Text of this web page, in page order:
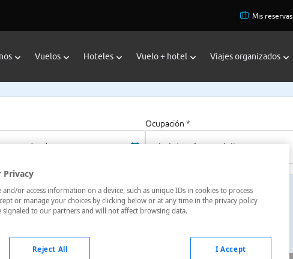
Mis reservas
Vuelos Hoteles Vuelo + hotel Viajes organizados
- 06/08/2027
Ocupación *
1 habitación, 2 adultos
Privacy
or access information on a device, such as unique IDs in cookies to process
or manage your choices by clicking below or at any time in the privacy policy
signaled to our partners and will not affect browsing data.
Reject All I Accept